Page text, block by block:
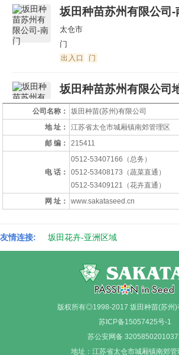
公司名称：
坂田种苗(苏州)有限公司
地 址：
江苏省太仓市城厢镇南郊管理区
邮 编： 215411
电 话：
0512-53407166（总务）
0512-53408173（蔬菜直通）
0512-53409121（花卉直通）
网 址： www.sakataseed.cn
友情连接: 坂田花卉-亚洲区域
版权所有◎1998-2017 坂田种苗(苏州
苏ICP备15057425号-1
苏公安网备
地址：江苏省太仓市城厢镇南郊